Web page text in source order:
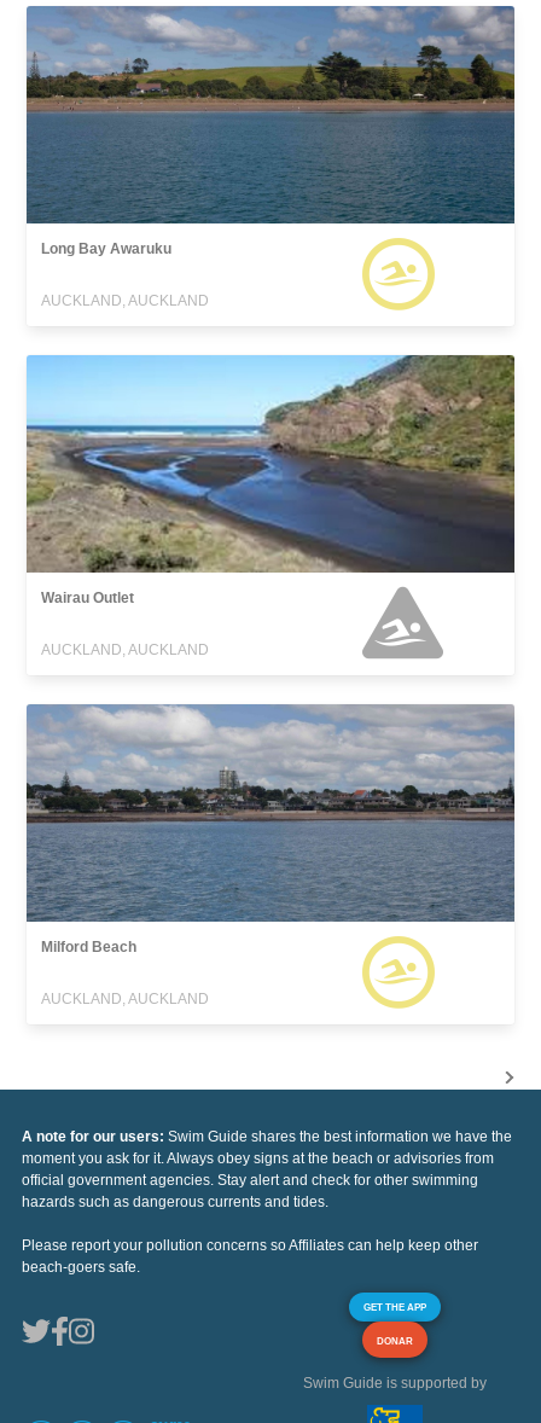
Long Bay Awaruku
AUCKLAND, AUCKLAND
Wairau Outlet
AUCKLAND, AUCKLAND
Milford Beach
AUCKLAND, AUCKLAND
A note for our users: Swim Guide shares the best information we have the
moment you ask for it. Always obey signs at the beach or advisories from
official government agencies. Stay alert and check for other swimming
hazards such as dangerous currents and tides.
Please report your pollution concerns so Affiliates can help keep other
beach-goers safe.
GET THE APP
DONAR
Swim Guide is supported by